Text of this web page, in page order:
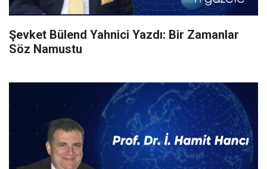
Şevket Bülend Yahnici Yazdı: Bir Zamanlar
Söz Namustu